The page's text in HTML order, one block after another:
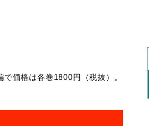
価格は各巻1800円（税抜）。